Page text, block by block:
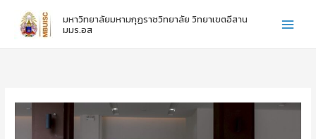
content
มหาวิทยาลัยมหามกุฏราชวิทยาลัย วิทยาเขตอีสาน
มมร.อส
ข
แ
ค
ข
แ
ค
ไ
ว้
า
ค